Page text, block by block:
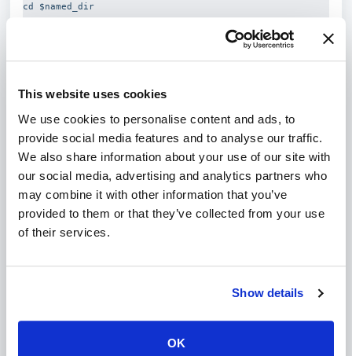
This website uses cookies
We use cookies to personalise content and ads, to
provide social media features and to analyse our traffic.
We also share information about your use of our site with
our social media, advertising and analytics partners who
may combine it with other information that you’ve
provided to them or that they’ve collected from your use
of their services.
Show details
OK
cd $named_dir
# List domains without provided string
perl -pi -e "s/v=spf1 a mx/v=spf1 a mx
$spf_add_value/" $domainDB
done
echo "Updating serials in named files"
echo "action=rewrite&value=named" >>
/usr/local/directadmin/data/task.queue
/usr/local/directadmin/dataskq d800
echo "Restart Named"
/usr/local/directadmin/dataskq d800
Was dit artikel nuttig?